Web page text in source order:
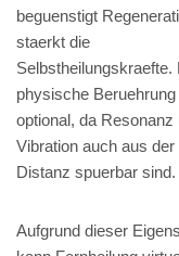
beguenstigt
staerkt die
Selbstheilungskraefte.
physische
optional, da Resonanz
Vibration auch aus der
Distanz spuerbar sind.
Aufgrund dieser